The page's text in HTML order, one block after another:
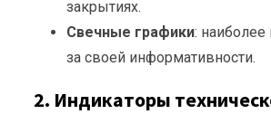
закрытиях.
Свечные графики:
за своей информативности.
2. Индикаторы